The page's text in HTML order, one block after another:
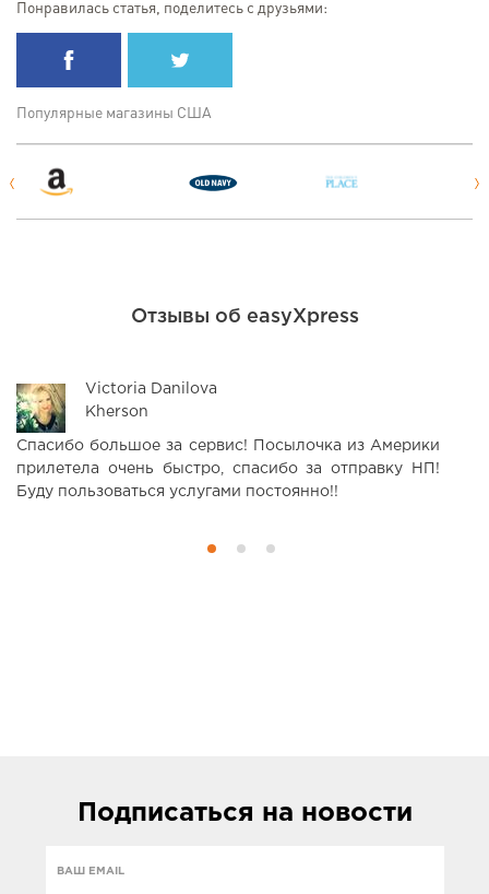
Понравилась статья, поделитесь с друзьями:
Популярные магазины США
Отзывы об easyXpress
Victoria Danilova
Kherson
Спасибо большое за сервис! Посылочка из Америки
прилетела очень быстро, спасибо за отправку НП!
Буду пользоваться услугами постоянно!!
Подписаться на новости